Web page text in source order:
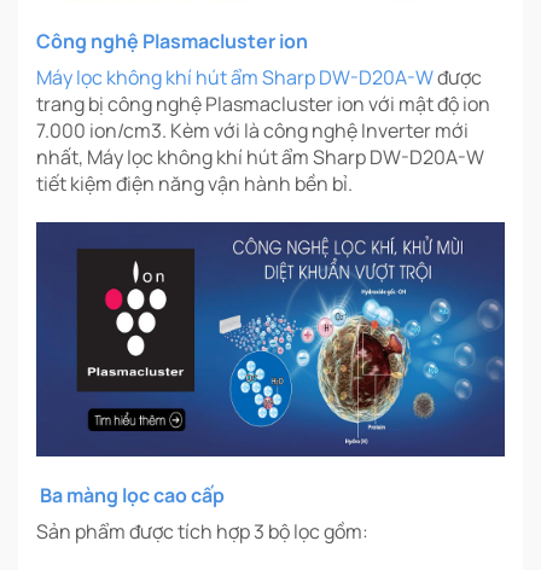
Công nghệ Plasmacluster ion
Máy lọc không khí hút ẩm Sharp DW-D20A-Wđược
trang bị công nghệ Plasmacluster ion với mật độ ion
7.000 ion/cm3. Kèm với là công nghệ Inverter mới
nhất, Máy lọc không khí hút ẩm Sharp DW-D20A-W
tiết kiệm điện năng vận hành bền bỉ.
Ba màng lọc cao cấp
Sản phẩm được tích hợp 3 bộ lọc gồm: